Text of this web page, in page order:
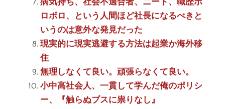
病気持ち、社会不適合者、ニート、職歴ボ
ロボロ、という人間ほど社長になるべきと
いうのは意外な発見だった
現実的に現実逃避する方法は起業か海外移
住
無理しなくて良い。頑張らなくて良い。
小中高社会人、一貫して学んだ俺のポリシ
ー、『触らぬブスに祟りなし』